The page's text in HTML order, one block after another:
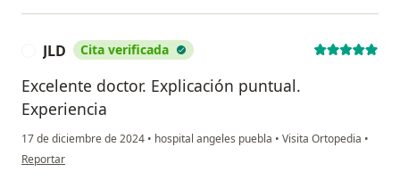
JLD Cita verificada
Excelente doctor. Explicación puntual.
Experiencia
17 de diciembre de 2024 • hospital angeles puebla • Visita Ortopedia •
en opinión del usuario JLD
Reportar